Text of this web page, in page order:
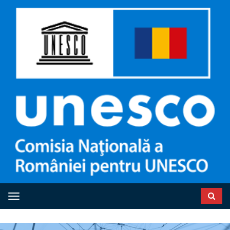
Toggle navigation